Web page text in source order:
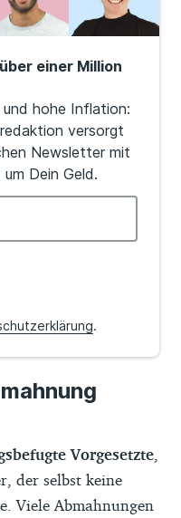
einer Million
und hohe Inflation:
versorgt
Newsletter mit
Dein Geld.
.
Vorgesetzte
der selbst keine
Viele Abmahnungen